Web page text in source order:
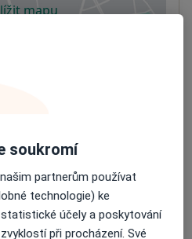
mapu
se otevře v nové záložce
není aktivní
udělat?
pacienty na pojišťovnu
Víceo adrese
soukromí
partnerům používat
technologie) ke
účely a poskytování
při procházení. Své